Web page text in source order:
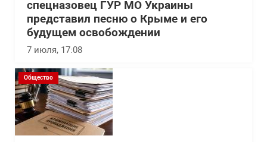
спецназовец ГУР МО Украины
представил песню о Крыме и его
будущем освобождении
7 июля, 17:08
Общество